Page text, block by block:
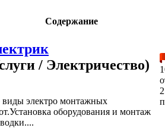
Содержание
/ Электричество)
виды электро монтажных
оборудования и монтаж